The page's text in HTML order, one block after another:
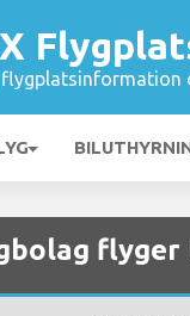
flyger